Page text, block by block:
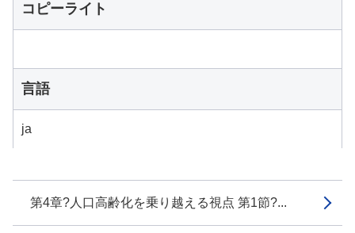
第4章?人口高齢化を乗り越える視点 第1節?...
コピーライト
言語
ja